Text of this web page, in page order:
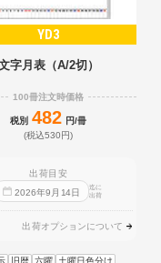
YD3
字月表（A/2切）
100冊注文時価格
税別 482 円/冊
(税込530円)
出荷目安
2026年9 月 14日
迄に
出荷
出荷オプションについて
旧暦 六曜
土曜日色分け